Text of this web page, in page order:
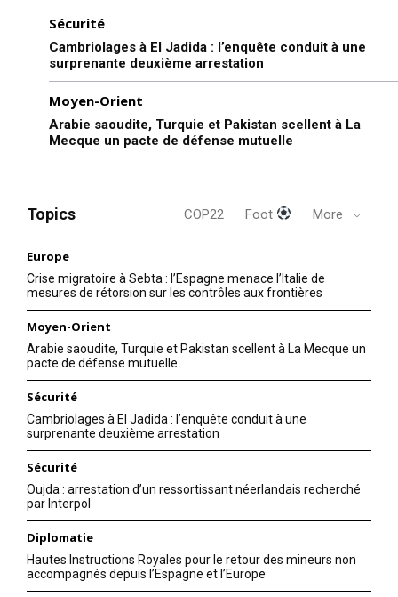
Sécurité
Cambriolages à El Jadida : l’enquête conduit à une
surprenante deuxième arrestation
Moyen-Orient
Arabie saoudite, Turquie et Pakistan scellent à La
Mecque un pacte de défense mutuelle
Topics COP22 Foot More
Europe
Crise migratoire à Sebta : l’Espagne menace l’Italie de
mesures de rétorsion sur les contrôles aux frontières
Moyen-Orient
Arabie saoudite, Turquie et Pakistan scellent à La Mecque un
pacte de défense mutuelle
Sécurité
Cambriolages à El Jadida : l’enquête conduit à une
surprenante deuxième arrestation
Sécurité
Oujda : arrestation d’un ressortissant néerlandais recherché
par Interpol
Diplomatie
Hautes Instructions Royales pour le retour des mineurs non
accompagnés depuis l’Espagne et l’Europe